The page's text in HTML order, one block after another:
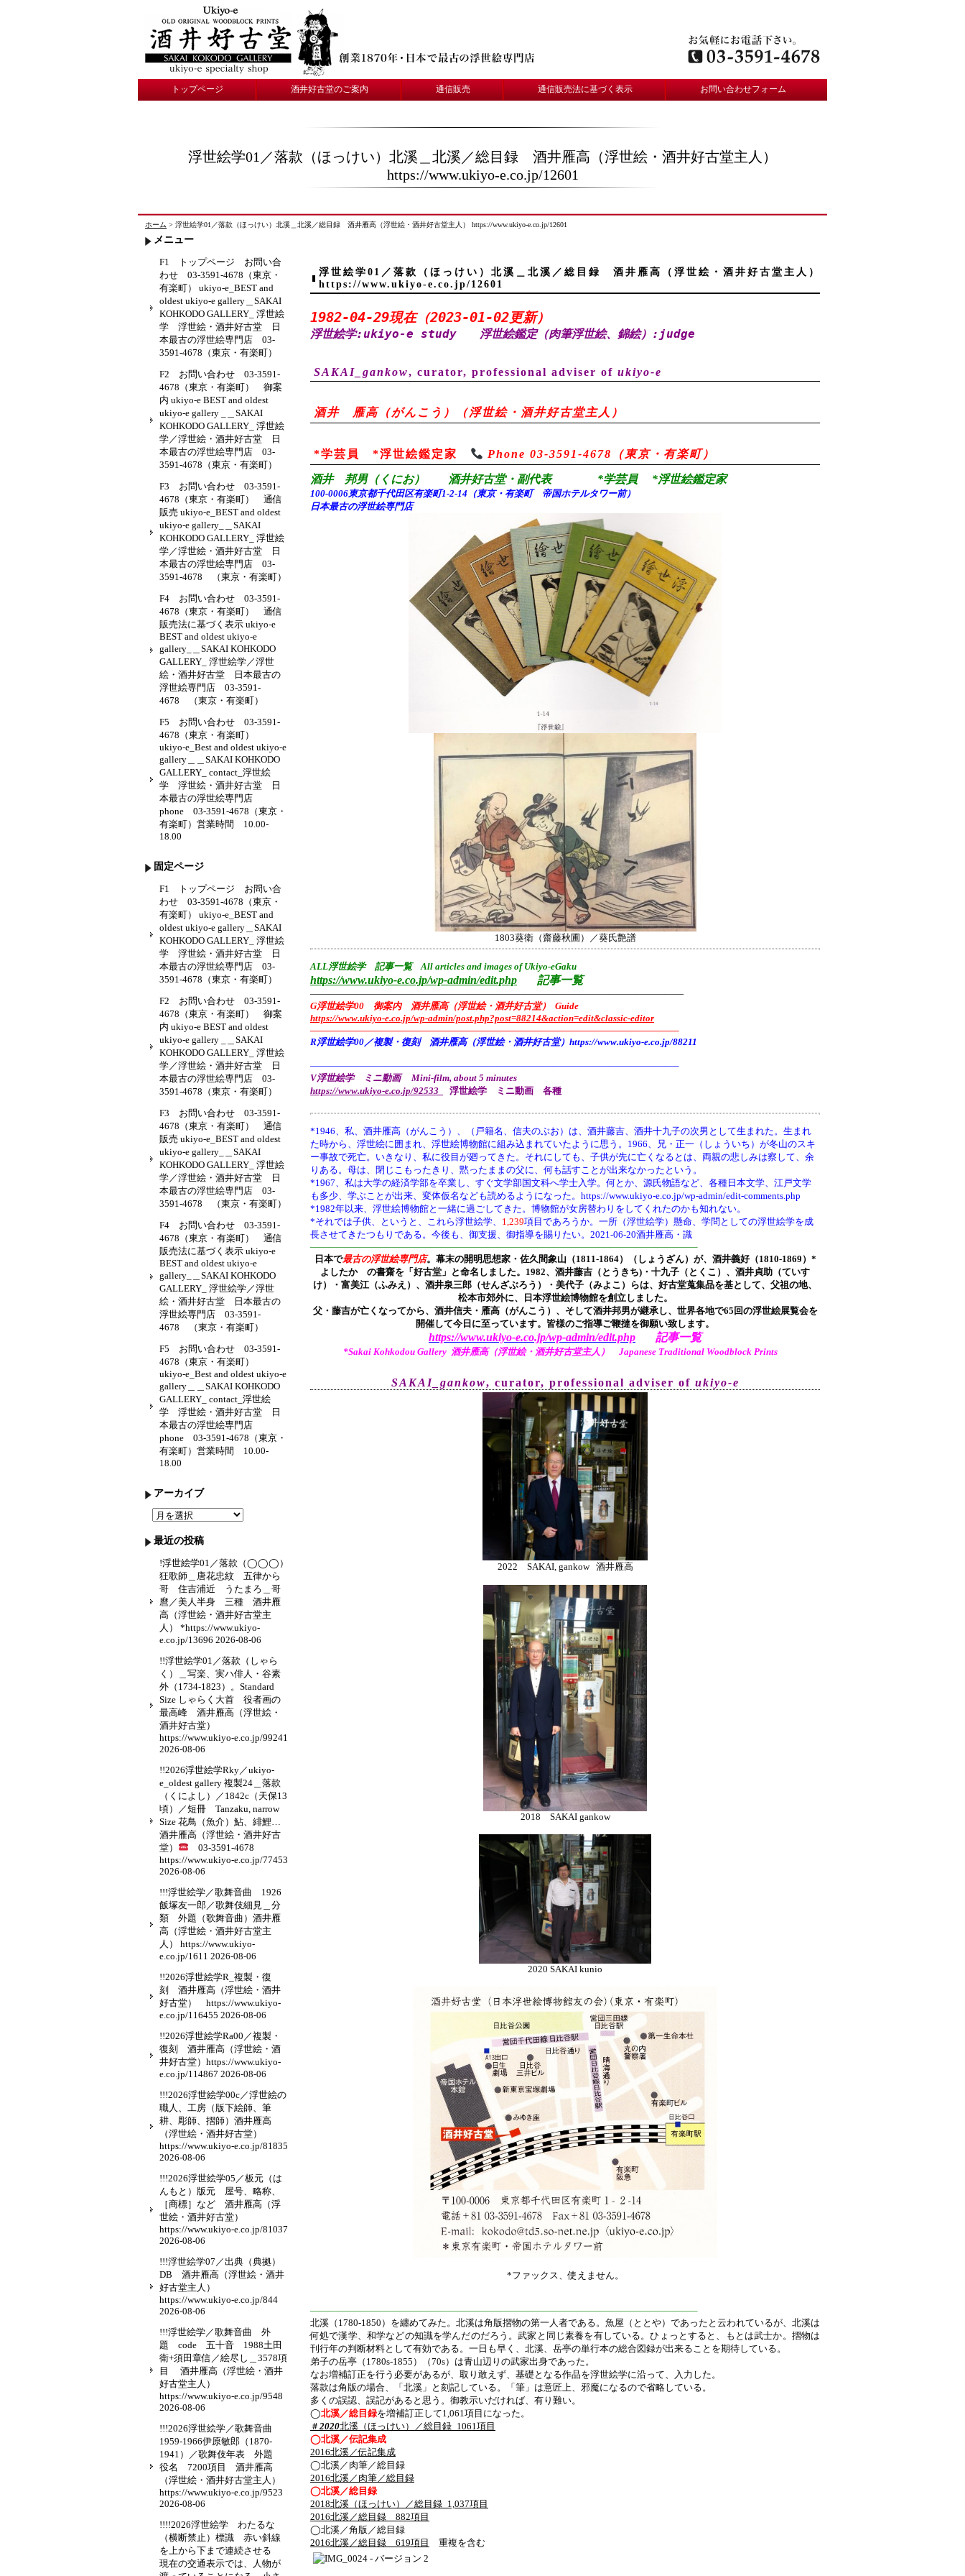
トップページ 酒井好古堂のご案内 通信販売 通信販売法に基づく表示 お問い合わせフォーム
浮世絵学01／落款（ほっけい）北溪＿北溪／総目録 酒井雁高（浮世絵・酒井好古堂主人）
https://www.ukiyo-e.co.jp/12601
ホーム > 浮世絵学01／落款（ほっけい）北溪＿北溪／総目録 酒井雁高（浮世絵・酒井好古堂主人） https://www.ukiyo-e.co.jp/12601
浮世絵学01／落款（ほっけい）北溪＿北溪／総目録 酒井雁高（浮世絵・酒井好古堂主人）
https://www.ukiyo-e.co.jp/12601
1982-04-29現在（2023-01-02更新）
浮世絵学:ukiyo-e study 浮世絵鑑定（肉筆浮世絵、錦絵） :judge
SAKAI_gankow, curator, professional adviser of ukiyo-e
酒井 雁高（がんこう）（浮世絵・酒井好古堂主人）
*学芸員 *浮世絵鑑定家 Phone 03-3591-4678（東京・有楽町）
酒井 邦男（くにお） 酒井好古堂・副代表 *学芸員 *浮世絵鑑定家
100-0006東京都千代田区有楽町1-2-14（東京・有楽町 帝国ホテルタワー前）
日本最古の浮世絵専門店
1803葵衛（齋藤秋圃）／葵氏艶譜
ALL浮世絵学 記事一覧 All articles and images of Ukiyo-eGaku
https://www.ukiyo-e.co.jp/wp-admin/edit.php 記事一覧
————————————————————————————————————————
G浮世絵学00 御案内 酒井雁高（浮世絵・酒井好古堂） Guide
https://www.ukiyo-e.co.jp/wp-admin/post.php?post=88214&action=edit&classic-editor
———————————————————————————————————————–
R浮世絵学00／複製・復刻 酒井雁高（浮世絵・酒井好古堂）https://www.ukiyo-e.co.jp/88211
———————————————————————————————————————–
V浮世絵学 ミニ動画 Mini-film, about 5 minutes
https://www.ukiyo-e.co.jp/92533
浮世絵学 ミニ動画 各種
*1946、 私、酒井雁高（がんこう）、（戸籍名、信夫のぶお）は、酒井藤吉、酒井十九子の次男として生まれた。生まれ
た時から、浮世絵に囲まれ、浮世絵博物館に組み込まれていたように思う。1966、兄・正一（しょういち）が冬山のスキ
ー事故で死亡。いきなり、私に役目が廻ってきた。それにしても、子供が先に亡くなるとは、両親の悲しみは察して、余
りある。母は、閉じこもったきり、黙ったままの父に、何も話すことが出来なかったという。
*1967、私は大学の経済学部を卒業し、すぐ文学部国文科へ学士入学。何とか、源氏物語など、各種日本文学、江戸文学
も多少、学ぶことが出来、変体仮名なども読めるようになった。https://www.ukiyo-e.co.jp/wp-admin/edit-comments.php
*1982年以来、浮世絵博物館と一緒に過ごしてきた。博物館が女房替わりをしてくれたのかも知れない。
*それでは子供、というと、これら浮世絵学、 1,239項目であろうか。一所（浮世絵学）懸命、学問としての浮世絵学を成
長させてきたつもりである。今後も、御支援、御指導を賜りたい。2021-06-20酒井雁高・識
—————————————————————————————————————————–
日本で最古の浮世絵専門店。幕末の開明思想家・ 佐久間象山（1811-1864）（しょうざん）が、酒井義好（1810-1869）*
よしたか の書齋を「好古堂」と命名しました。 1982、酒井藤吉（とうきち)・十九子（とくこ）、酒井貞助（ていす
け）・富美江（ふみえ）、酒井泉三郎（せんざぶろう）・美代子（みよこ）らは、好古堂蒐集品を基として、父祖の地、
松本市郊外に、日本浮世絵博物館を創立しました。
父・藤吉が亡くなってから、酒井信夫・雁高（がんこう）、そして酒井邦男が継承し、世界各地で65回の浮世絵展覧会を
開催して今日に至っています。皆様のご指導ご鞭撻を御願い致します。
https://www.ukiyo-e.co.jp/wp-admin/edit.php 記事一覧
*Sakai Kohkodou Gallery 酒井雁高（浮世絵・酒井好古堂主人） Japanese Traditional Woodblock Prints
SAKAI_gankow, curator, professional adviser of ukiyo-e
2022 SAKAI, gankow 酒井雁高
2018 SAKAI gankow
2020 SAKAI kunio
*ファックス、使えません。
—————————————————————————————————————————–
北溪（1780-1850）を纏めてみた。北溪は角版摺物の第一人者である。魚屋（ととや）であったと云われているが、北溪は
何処で漢学、和学などの知識を学んだのだろう。武家と同じ素養を有している。ひょっとすると、もとは武士か。摺物は
刊行年の判断材料として有効である。一日も早く、北溪、岳亭の単行本の総合図録が出来ることを期待している。
弟子の岳亭（1780s-1855）（70s）は青山辺りの武家出身であった。
なお増補訂正を行う必要があるが、取り敢えず、基礎となる作品を浮世絵学に沿って、入力した。
落款は角版の場合、「北溪」と刻記している。「筆」は意匠上、邪魔になるので省略している。
多くの誤認、誤記があると思う。御教示いだければ、有り難い。
◯北溪／総目録を増補訂正して1,061項目になった。
＃ 2020北溪（ほっけい）／総目録_1061項目
◯北溪／伝記集成
2016北溪／伝記集成
◯北溪／肉筆／総目録
2016北溪／肉筆／総目録
◯北溪／総目録
2018北溪（ほっけい）／総目録_1,037項目
2016北溪／総目録 882項目
◯北溪／角版／総目録
2016北溪／総目録＿619項目
重複を含む
メニュー
F1 トップページ お問い合
わせ 03-3591-4678（東京・
有楽町） ukiyo-e_BEST and
oldest ukiyo-e gallery＿SAKAI
KOHKODO GALLERY_ 浮世絵
学 浮世絵・酒井好古堂 日
本最古の浮世絵専門店 03-
3591-4678（東京・有楽町）
F2 お問い合わせ 03-3591-
4678（東京・有楽町） 御案
内 ukiyo-e BEST and oldest
ukiyo-e gallery _＿SAKAI
KOHKODO GALLERY_ 浮世絵
学／浮世絵・酒井好古堂 日
本最古の浮世絵専門店 03-
3591-4678（東京・有楽町）
F3 お問い合わせ 03-3591-
4678（東京・有楽町） 通信
販売 ukiyo-e_BEST and oldest
ukiyo-e gallery_＿SAKAI
KOHKODO GALLERY_ 浮世絵
学／浮世絵・酒井好古堂 日
本最古の浮世絵専門店 03-
3591-4678 （東京・有楽町）
F4 お問い合わせ 03-3591-
4678（東京・有楽町） 通信
販売法に基づく表示 ukiyo-e
BEST and oldest ukiyo-e
gallery_＿SAKAI KOHKODO
GALLERY_ 浮世絵学／浮世
絵・酒井好古堂 日本最古の
浮世絵専門店 03-3591-
4678 （東京・有楽町）
F5 お問い合わせ 03-3591-
4678（東京・有楽町）
ukiyo-e_Best and oldest ukiyo-e
gallery＿＿SAKAI KOHKODO
GALLERY_ contact_浮世絵
学 浮世絵・酒井好古堂 日
本最古の浮世絵専門店
phone 03-3591-4678（東京・
有楽町）営業時間 10.00-
18.00
固定ページ
F1 トップページ お問い合
わせ 03-3591-4678（東京・
有楽町） ukiyo-e_BEST and
oldest ukiyo-e gallery＿SAKAI
KOHKODO GALLERY_ 浮世絵
学 浮世絵・酒井好古堂 日
本最古の浮世絵専門店 03-
3591-4678（東京・有楽町）
F2 お問い合わせ 03-3591-
4678（東京・有楽町） 御案
内 ukiyo-e BEST and oldest
ukiyo-e gallery _＿SAKAI
KOHKODO GALLERY_ 浮世絵
学／浮世絵・酒井好古堂 日
本最古の浮世絵専門店 03-
3591-4678（東京・有楽町）
F3 お問い合わせ 03-3591-
4678（東京・有楽町） 通信
販売 ukiyo-e_BEST and oldest
ukiyo-e gallery_＿SAKAI
KOHKODO GALLERY_ 浮世絵
学／浮世絵・酒井好古堂 日
本最古の浮世絵専門店 03-
3591-4678 （東京・有楽町）
F4 お問い合わせ 03-3591-
4678（東京・有楽町） 通信
販売法に基づく表示 ukiyo-e
BEST and oldest ukiyo-e
gallery_＿SAKAI KOHKODO
GALLERY_ 浮世絵学／浮世
絵・酒井好古堂 日本最古の
浮世絵専門店 03-3591-
4678 （東京・有楽町）
F5 お問い合わせ 03-3591-
4678（東京・有楽町）
ukiyo-e_Best and oldest ukiyo-e
gallery＿＿SAKAI KOHKODO
GALLERY_ contact_浮世絵
学 浮世絵・酒井好古堂 日
本最古の浮世絵専門店
phone 03-3591-4678（東京・
有楽町）営業時間 10.00-
18.00
アーカイブ
ア
ー
カ
イ
最近の投稿
!浮世絵学01／落款（◯◯◯）
狂歌師＿唐花忠紋 五律から
哥 住吉浦近 うたまろ＿哥
麿／美人半身 三種 酒井雁
高（浮世絵・酒井好古堂主
人） *https://www.ukiyo-
e.co.jp/13696 2026-08-06
!!浮世絵学01／落款（しゃら
く）＿写楽、実ハ俳人・谷素
外（1734-1823）。Standard
Size しゃらく大首 役者画の
最高峰 酒井雁高（浮世絵・
酒井好古堂）
https://www.ukiyo-e.co.jp/99241
2026-08-06
!!2026浮世絵学Rky／ukiyo-
e_oldest gallery 複製24＿落款
（くによし）／1842c（天保13
頃）／短冊 Tanzaku, narrow
Size 花鳥（魚介）鮎、緋鯉…
酒井雁高（浮世絵・酒井好古
堂）
03-3591-4678
https://www.ukiyo-e.co.jp/77453
2026-08-06
!!!浮世絵学／歌舞音曲 1926
飯塚友一郎／歌舞伎細見＿分
類 外題（歌舞音曲）酒井雁
高（浮世絵・酒井好古堂主
人） https://www.ukiyo-
e.co.jp/1611 2026-08-06
!!2026浮世絵学R_複製・復
刻 酒井雁高（浮世絵・酒井
好古堂） https://www.ukiyo-
e.co.jp/116455 2026-08-06
!!2026浮世絵学Ra00／複製・
復刻 酒井雁高（浮世絵・酒
井好古堂）https://www.ukiyo-
e.co.jp/114867 2026-08-06
!!!2026浮世絵学00c／浮世絵の
職人、工房（版下絵師、筆
耕、彫師、摺師）酒井雁高
（浮世絵・酒井好古堂）
https://www.ukiyo-e.co.jp/81835
2026-08-06
!!!2026浮世絵学05／板元（は
んもと）版元 屋号、略称、
［商標］など 酒井雁高（浮
世絵・酒井好古堂）
https://www.ukiyo-e.co.jp/81037
2026-08-06
!!!浮世絵学07／出典（典拠）
DB 酒井雁高（浮世絵・酒井
好古堂主人）
https://www.ukiyo-e.co.jp/844
2026-08-06
!!!浮世絵学／歌舞音曲 外
題 code 五十音 1988土田
衛+須田章信／絵尽し＿3578項
目 酒井雁高（浮世絵・酒井
好古堂主人）
https://www.ukiyo-e.co.jp/9548
2026-08-06
!!!2026浮世絵学／歌舞音曲
1959-1966伊原敏郎（1870-
1941）／歌舞伎年表 外題
役名 7200項目 酒井雁高
（浮世絵・酒井好古堂主人）
https://www.ukiyo-e.co.jp/9523
2026-08-06
!!!!2026浮世絵学 わたるな
（横断禁止）標識 赤い斜線
を上から下まで連続させる
現在の交通表示では、人物が